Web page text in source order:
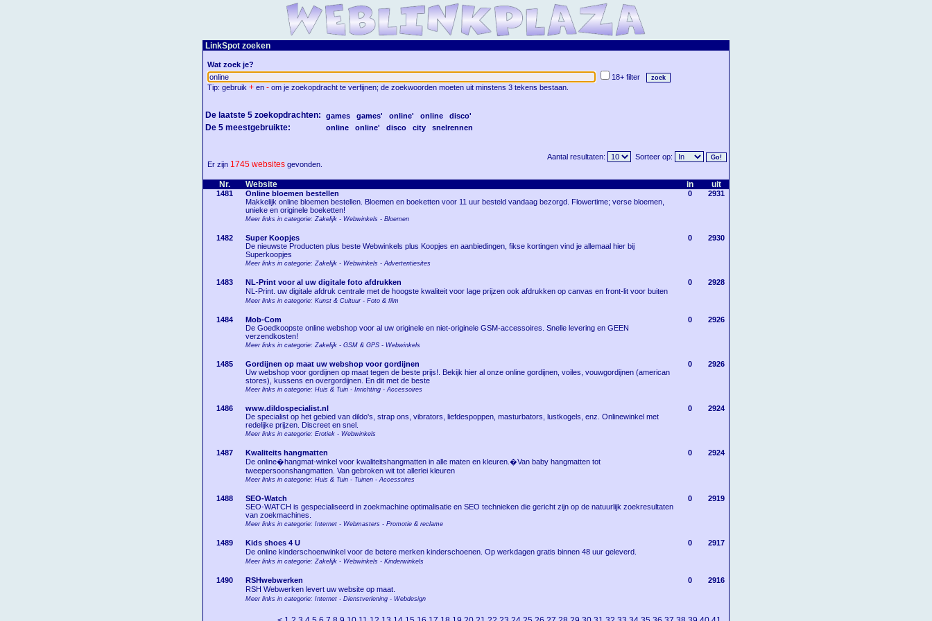
LinkSpot zoeken
Wat zoek je?
18+ filter
Tip: gebruik + en - om je zoekopdracht te verfijnen; de zoekwoorden moeten uit minstens 3 tekens bestaan.
De laatste 5 zoekopdrachten: games games' online' online disco'
De 5 meestgebruikte: online online' disco city snelrennen
Er zijn 1745 websites gevonden.
Aantal resultaten: Sorteer op:
Nr. Website in uit
1481 Online bloemen bestellen 0
2931
Makkelijk online bloemen bestellen. Bloemen en boeketten voor 11 uur besteld vandaag bezorgd. Flowertime; verse bloemen,
unieke en originele boeketten!
Meer links in categorie: Zakelijk - Webwinkels - Bloemen
1482 Super Koopjes 0
2930
De nieuwste Producten plus beste Webwinkels plus Koopjes en aanbiedingen, fikse kortingen vind je allemaal hier bij
Superkoopjes
Meer links in categorie: Zakelijk - Webwinkels - Advertentiesites
1483 NL-Print voor al uw digitale foto afdrukken 0
2928
NL-Print. uw digitale afdruk centrale met de hoogste kwaliteit voor lage prijzen ook afdrukken op canvas en front-lit voor buiten
Meer links in categorie: Kunst & Cultuur - Foto & film
1484 Mob-Com 0
2926
De Goedkoopste online webshop voor al uw originele en niet-originele GSM-accessoires. Snelle levering en GEEN
verzendkosten!
Meer links in categorie: Zakelijk - GSM & GPS - Webwinkels
1485 Gordijnen op maat uw webshop voor gordijnen 0
2926
Uw webshop voor gordijnen op maat tegen de beste prijs!. Bekijk hier al onze online gordijnen, voiles, vouwgordijnen (american
stores), kussens en overgordijnen. En dit met de beste
Meer links in categorie: Huis & Tuin - Inrichting - Accessoires
1486 www.dildospecialist.nl 0
2924
De specialist op het gebied van dildo's, strap ons, vibrators, liefdespoppen, masturbators, lustkogels, enz. Onlinewinkel met
redelijke prijzen. Discreet en snel.
Meer links in categorie: Erotiek - Webwinkels
1487 Kwaliteits hangmatten 0
2924
De online�hangmat-winkel voor kwaliteitshangmatten in alle maten en kleuren.�Van baby hangmatten tot
tweepersoonshangmatten. Van gebroken wit tot allerlei kleuren
Meer links in categorie: Huis & Tuin - Tuinen - Accessoires
1488 SEO-Watch 0
2919
SEO-WATCH is gespecialiseerd in zoekmachine optimalisatie en SEO technieken die gericht zijn op de natuurlijk zoekresultaten
van zoekmachines.
Meer links in categorie: Internet - Webmasters - Promotie & reclame
1489 Kids shoes 4 U 0
2917
De online kinderschoenwinkel voor de betere merken kinderschoenen. Op werkdagen gratis binnen 48 uur geleverd.
Meer links in categorie: Zakelijk - Webwinkels - Kinderwinkels
1490 RSHwebwerken 0
2916
RSH Webwerken levert uw website op maat.
Meer links in categorie: Internet - Dienstverlening - Webdesign